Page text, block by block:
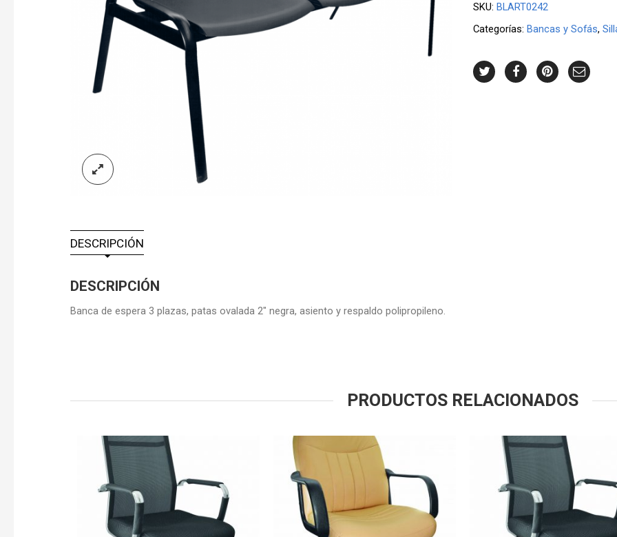
SKU: BLART0242
Categorías: Bancas y Sofás,
DESCRIPCIÓN
DESCRIPCIÓN
Banca de espera 3 plazas, patas ovalada 2″ negra, asiento y respaldo polipropileno.
PRODUCTOS RELACIONADOS